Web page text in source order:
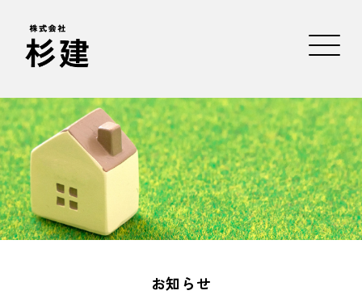
お知らせ